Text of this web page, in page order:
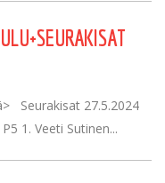
Seurakisat 27.5.2024
1. Veeti Sutinen...